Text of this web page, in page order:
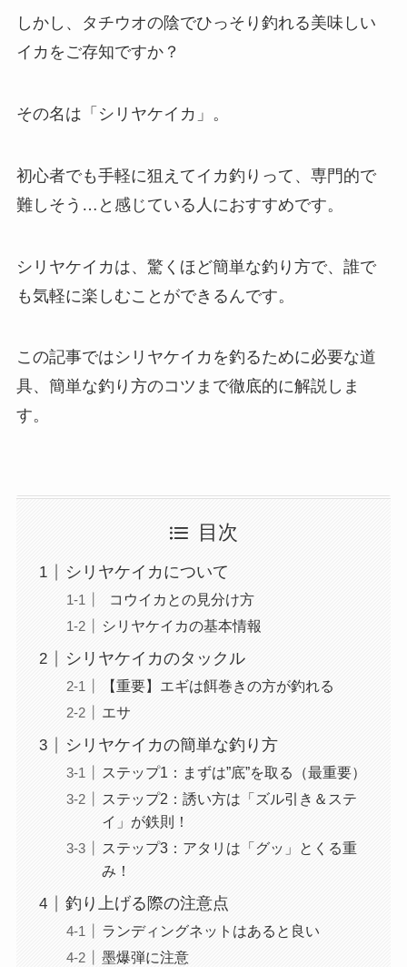
しかし、タチウオの陰でひっそり釣れる美味しい
イカをご存知ですか？
その名は「シリヤケイカ」。
初心者でも手軽に狙えてイカ釣りって、専門的で
難しそう…と感じている人におすすめです。
シリヤケイカは、驚くほど簡単な釣り方で、誰で
も気軽に楽しむことができるんです。
この記事ではシリヤケイカを釣るために必要な道
具、簡単な釣り方のコツまで徹底的に解説しま
す。
目次
シリヤケイカについて
コウイカとの見分け方
シリヤケイカの基本情報
シリヤケイカのタックル
【重要】エギは餌巻きの方が釣れる
エサ
シリヤケイカの簡単な釣り方
ステップ1：まずは”底”を取る（最重要）
ステップ2：誘い方は「ズル引き＆ステ
イ」が鉄則！
ステップ3：アタリは「グッ」とくる重
み！
釣り上げる際の注意点
ランディングネットはあると良い
墨爆弾に注意